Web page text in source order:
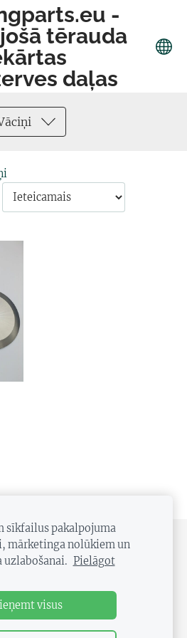
-
tērauda
daļas
DISTANCES LĪGUMS
sīkfailus pakalpojuma
mārketinga nolūkiem un
uzlabošanai. Pielāgot
visus